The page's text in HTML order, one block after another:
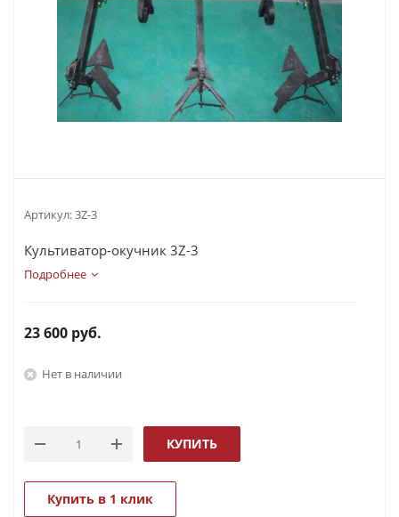
Артикул:3Z-3
Культиватор-окучник 3Z-3
Подробнее
23 600 руб.
Нет в наличии
КУПИТЬ
Купить в 1 клик